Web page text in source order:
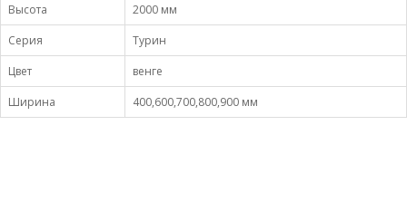
Высота
2000 мм
Серия
Турин
Цвет
венге
Ширина
400,600,700,800,900 мм